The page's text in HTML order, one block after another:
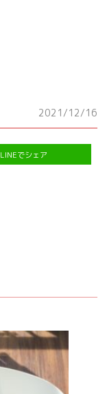
2021/12/16
LINEでシェア